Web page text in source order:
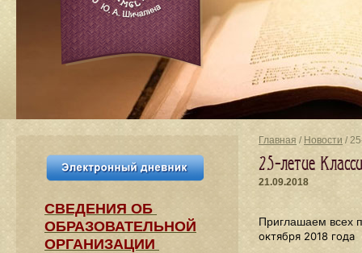
Главная / Новости /
25-летие
21.09.2018
Приглашаем всех
октября 2018 года
СВЕДЕНИЯ​ ОБ
ОБРАЗОВАТЕЛЬНОЙ
ОРГАНИЗАЦИИ